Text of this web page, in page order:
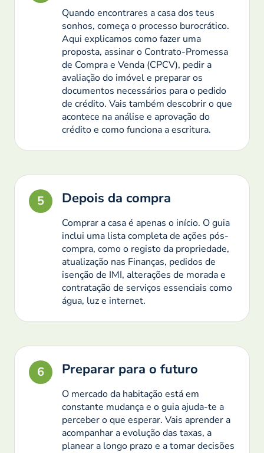
Quando encontrares a casa dos teus
sonhos, começa o processo burocrático.
Aqui explicamos como fazer uma
proposta, assinar o Contrato-Promessa
de Compra e Venda (CPCV), pedir a
avaliação do imóvel e preparar os
documentos necessários para o pedido
de crédito. Vais também descobrir o que
acontece na análise e aprovação do
crédito e como funciona a escritura.
5 Depois da compra
Comprar a casa é apenas o início. O guia
inclui uma lista completa de ações pós-
compra, como o registo da propriedade,
atualização nas Finanças, pedidos de
isenção de IMI, alterações de morada e
contratação de serviços essenciais como
água, luz e internet.
6 Preparar para o futuro
O mercado da habitação está em
constante mudança e o guia ajuda-te a
perceber o que esperar. Vais aprender a
acompanhar a evolução das taxas, a
planear a longo prazo e a tomar decisões